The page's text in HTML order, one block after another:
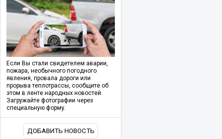
Если Вы стали свидетелем аварии,
пожара, необычного погодного
явления, провала дороги или
прорыва теплотрассы, сообщите об
этом в ленте народных новостей.
Загружайте фотографии через
специальную форму.
ДОБАВИТЬ НОВОСТЬ